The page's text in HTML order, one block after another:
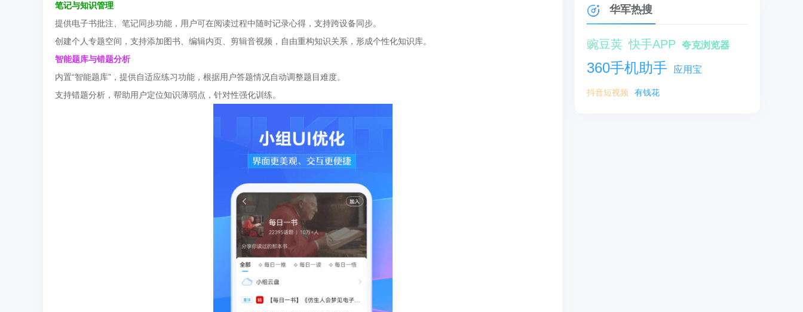
笔记与知识管理
提供电子书批注、笔记同步功能，用户可在阅读过程中随时记录心得，支持跨设备同步。
创建个人专题空间，支持添加图书、编辑内页、剪辑音视频，自由重构知识关系，形成个性化知识库。
智能题库与错题分析
内置“智能题库”，提供自适应练习功能，根据用户答题情况自动调整题目难度。
支持错题分析，帮助用户定位知识薄弱点，针对性强化训练。
华军热搜
豌豆荚 快手APP 夸克浏览器
360手机助手 应用宝
抖音短视频 有钱花